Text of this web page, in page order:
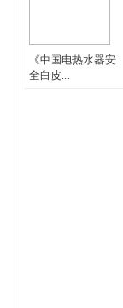
《中国电热水器安
全白皮...